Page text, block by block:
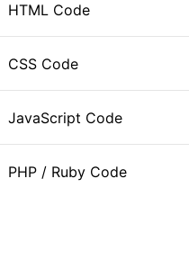
HTML Code
CSS Code
JavaScript Code
PHP / Ruby Code